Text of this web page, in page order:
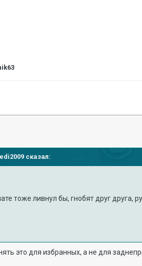
сказал:
тоже ливнул бы, гнобят друг друга,
это для избранных, а не для